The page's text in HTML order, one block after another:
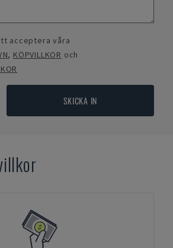
acceptera våra
, KÖPVILLKOR och
SKICKA IN